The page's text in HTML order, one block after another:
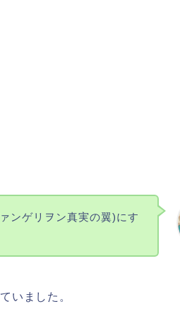
ンゲリヲン真実の翼)にす
いました。